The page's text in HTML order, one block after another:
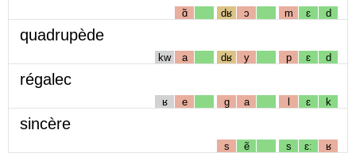
ɑ̃ dʁ ɔ m ɛ d
quadrupède
kw a dʁ y p ɛ d
régalec
ʁ e g a l ɛ k
sincère
s ẽ s ɛː ʁ